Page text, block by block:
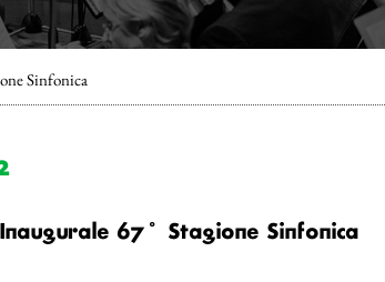
Sinfonica
67° Stagione Sinfonica